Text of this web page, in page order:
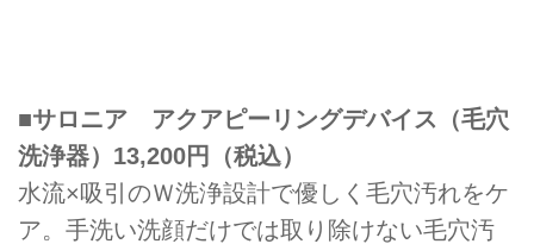
■サロニア アクアピーリングデバイス（毛穴
洗浄器）13,200円（税込）
水流×吸引のＷ洗浄設計で優しく毛穴汚れをケ
ア。手洗い洗顔だけでは取り除けない毛穴汚